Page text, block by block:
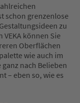
schon grenzenlose
zu
VEKA können Sie
Oberflächen
wie auch im
nach Belieben
– eben so, wie es